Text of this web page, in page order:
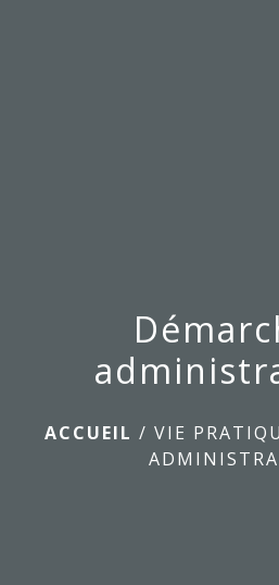
ACCUEIL / VIE